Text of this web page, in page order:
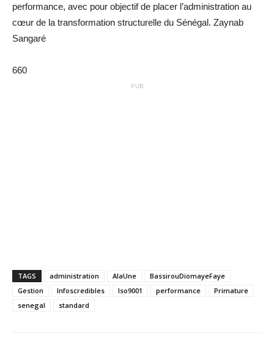
performance, avec pour objectif de placer l’administration au
cœur de la transformation structurelle du Sénégal. Zaynab
Sangaré
660
PUB
TAGS administration AlaUne
BassirouDiomayeFaye
Gestion
Infoscredibles Iso9001 performance
Primature
senegal
standard